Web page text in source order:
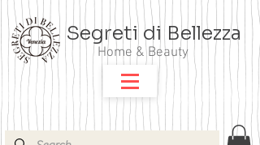
Segreti di Bellezza
Home & Beauty